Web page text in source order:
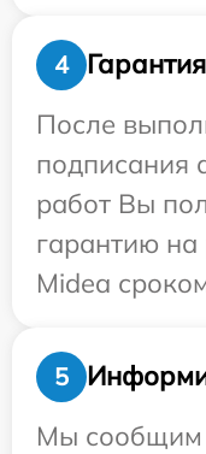
4
Гарантия
После
подписания
работ Вы
гарантию на
Midea
5
Мы сообщим